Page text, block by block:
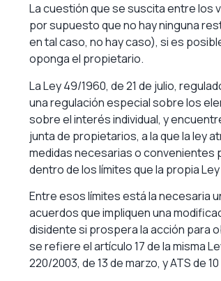
La cuestión que se suscita entre los
por supuesto que no hay ninguna
en tal caso, no hay caso), si es
oponga el propietario.
La Ley 49/1960, de 21 de julio,
una regulación especial sobre los
sobre el interés individual, y
junta de propietarios, a la que la ley
medidas necesarias o convenientes
dentro de los límites que la propia
Entre esos límites está la necesaria
acuerdos que impliquen una
disidente si prospera la acción para
se refiere el artículo 17 de la misma
220/2003, de 13 de marzo, y ATS de